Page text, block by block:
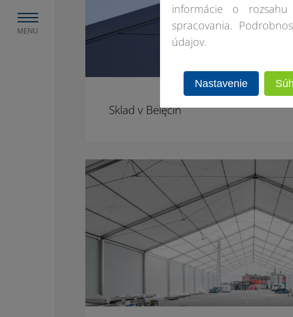
MENU
Sklad v Belęcin
informácie o
spracovania.
údajov.
Nastavenie